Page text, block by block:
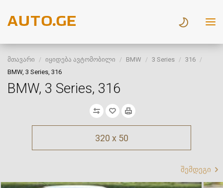
მთავარი იყიდება ავტომობილი BMW 3 Series
316
BMW, 3 Series, 316
BMW, 3 Series, 316
320 x 50
შემდეგი